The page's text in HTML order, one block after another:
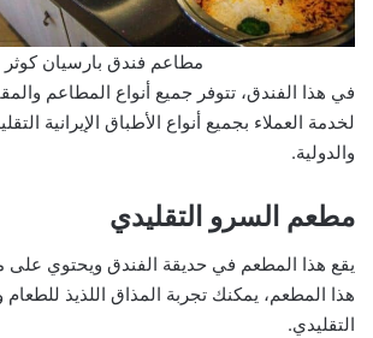
مطاعم فندق بارسيان كوثر
في هذا الفندق، تتوفر جميع أنواع المطاعم
لخدمة العملاء بجميع أنواع الأطباق الإيرانية
والدولية.
مطعم السرو التقليدي
يقع هذا المطعم في حديقة الفندق ويحتوي
هذا المطعم، يمكنك تجربة المذاق اللذيذ للطعام
التقليدي.